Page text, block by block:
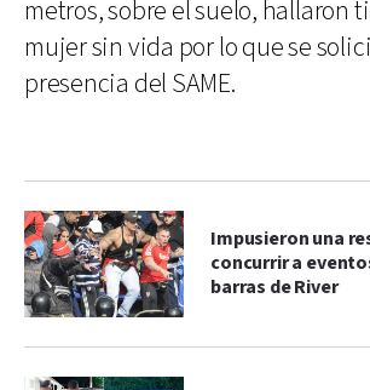
metros, sobre el suelo, hallaron
mujer sin vida por lo que se
presencia del SAME.
Impusieron una
concurrir a
barras de River